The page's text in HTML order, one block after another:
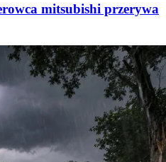
mitsubishi przerywa